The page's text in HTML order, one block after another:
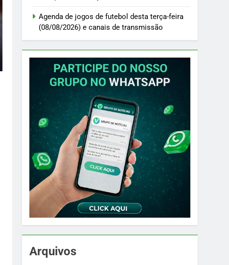
Agenda de jogos de futebol desta terça-feira
(08/08/2026) e canais de transmissão
Arquivos